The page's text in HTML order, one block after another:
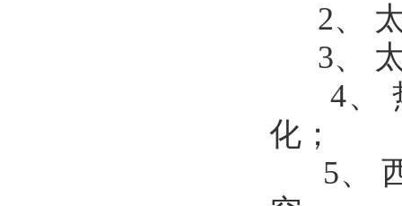
2、 太
3、 太
4、 热
化；
5、 西